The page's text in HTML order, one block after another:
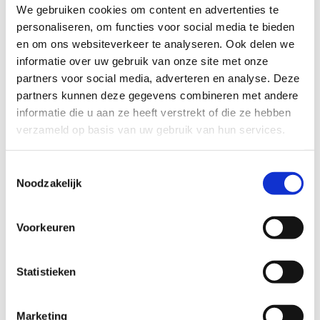
We gebruiken cookies om content en advertenties te
personaliseren, om functies voor social media te bieden
en om ons websiteverkeer te analyseren. Ook delen we
informatie over uw gebruik van onze site met onze
partners voor social media, adverteren en analyse. Deze
partners kunnen deze gegevens combineren met andere
informatie die u aan ze heeft verstrekt of die ze hebben
verzameld op basis van uw gebruik van hun services.
Noodzakelijk
Voorkeuren
Statistieken
Marketing
Wat doet dit met je
energielabel?
Een hybride of volledige warmtepomp heeft vaak
woning. Dit kan gunstig zijn als je je huis verkoopt
of een lagere hypotheekrente wilt (veel banken